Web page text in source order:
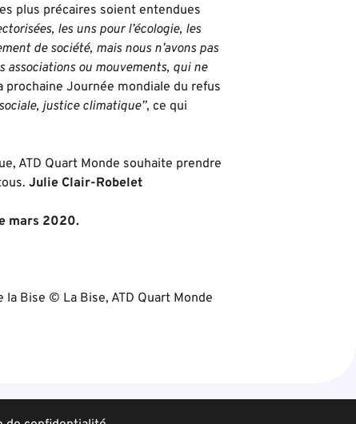
plus précaires soient entendues
les uns pour l’écologie, les
de société, mais nous n’avons pas
associations ou mouvements, qui ne
prochaine Journée mondiale du refus
justice climatique”, ce qui
ATD Quart Monde souhaite prendre
Julie Clair-Robelet
mars 2020.
Bise © La Bise, ATD Quart Monde